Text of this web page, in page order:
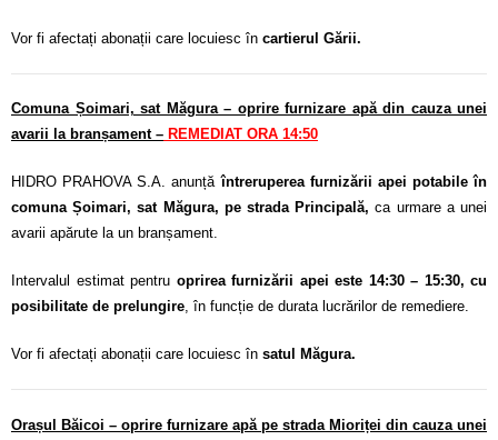
Vor fi afectați abonații care locuiesc în cartierul Gării.
Comuna Șoimari, sat Măgura – oprire furnizare apă din cauza unei
avarii la branșament – REMEDIAT ORA 14:50
HIDRO PRAHOVA S.A. anunțăîntreruperea furnizării apei potabile în
comuna Șoimari, sat Măgura, pe strada Principală,ca urmare a unei
avarii apărute la un branșament.
Intervalul estimat pentru oprirea furnizării apei este 14:30 – 15:30, cu
posibilitate de prelungire, în funcție de durata lucrărilor de remediere.
Vor fi afectați abonații care locuiesc în satul Măgura.
Orașul Băicoi – oprire furnizare apă pe strada Mioriței din cauza unei